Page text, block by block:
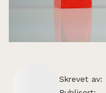
Skrevet av: